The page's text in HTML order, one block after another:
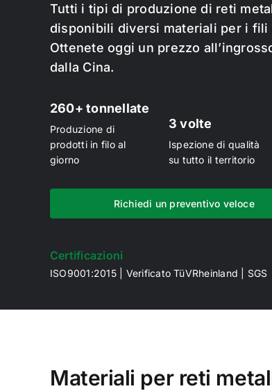
Tutti i tipi di produzione di reti
disponibili diversi materiali per i
Ottenete oggi un prezzo
dalla Cina.
260+ tonnellate
Produzione di
prodotti in filo al
giorno
3 volte
Ispezione di qualità
su tutto il territorio
Richiedi un preventivo veloce
Certificazioni
ISO9001:2015 | Verificato TüVRheinland | SGS
Materiali per reti